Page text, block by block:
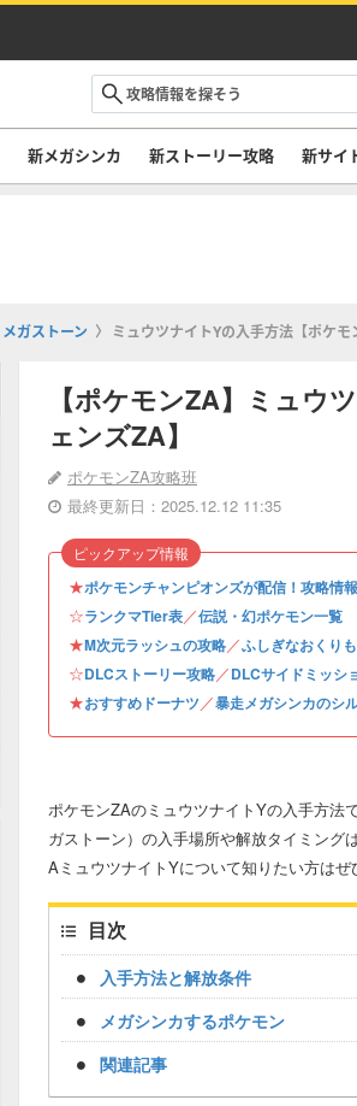
新メガシンカ 新ストーリー攻略 新サイ
メガストーン ミュウツナイトYの入手方法【ポケモ
【ポケモンZA】ミュウ
ェンズZA】
ポケモンZA攻略班
最終更新日：2025.12.12 11:35
★ポケモンチャンピオンズが配信！攻略情
☆ランクマTier表／伝説・幻ポケモン一覧
★M次元ラッシュの攻略／ふしぎなおくり
☆DLCストーリー攻略／DLCサイドミッシ
★おすすめドーナツ／暴走メガシンカのシ
ピックアップ情報
ポケモンZAのミュウツナイトYの入手方法
ガストーン）の入手場所や解放タイミング
AミュウツナイトYについて知りたい方はぜ
目次
入手方法と解放条件
メガシンカするポケモン
関連記事